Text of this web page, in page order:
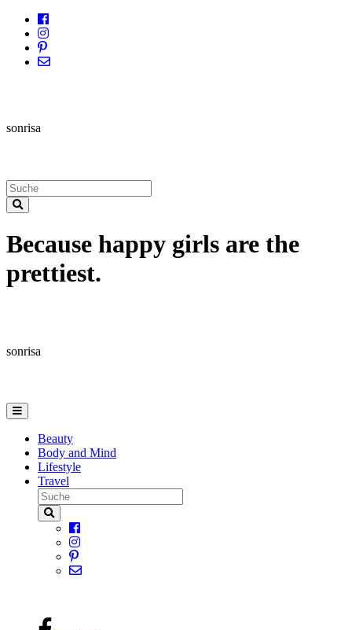
sonrisa
Because happy girls are the
prettiest.
sonrisa
Beauty
Body and Mind
Lifestyle
Travel